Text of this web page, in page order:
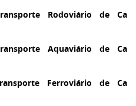
Rodoviário de
Aquaviário de
Ferroviário de